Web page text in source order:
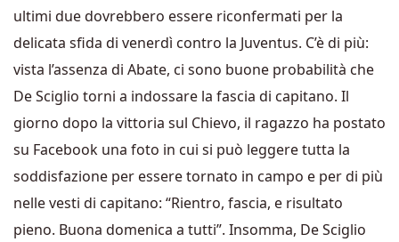
ultimi due dovrebbero essere riconfermati per la
delicata sfida di venerdì contro la Juventus. C’è di più:
vista l’assenza di Abate, ci sono buone probabilità che
De Sciglio torni a indossare la fascia di capitano. Il
giorno dopo la vittoria sul Chievo, il ragazzo ha postato
su Facebook una foto in cui si può leggere tutta la
soddisfazione per essere tornato in campo e per di più
nelle vesti di capitano: “Rientro, fascia, e risultato
pieno. Buona domenica a tutti”. Insomma, De Sciglio